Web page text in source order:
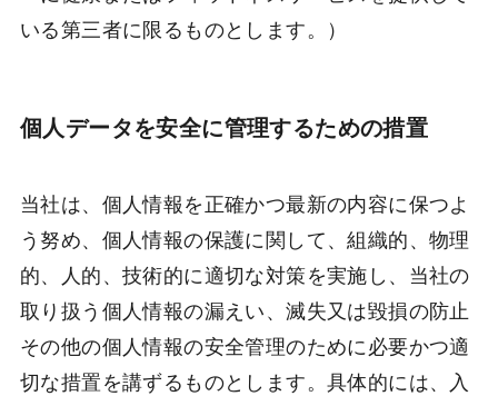
いる第三者に限るものとします。）
個人データを安全に管理するための措置
当社は、個人情報を正確かつ最新の内容に保つよ
う努め、個人情報の保護に関して、組織的、物理
的、人的、技術的に適切な対策を実施し、当社の
取り扱う個人情報の漏えい、滅失又は毀損の防止
その他の個人情報の安全管理のために必要かつ適
切な措置を講ずるものとします。具体的には、入